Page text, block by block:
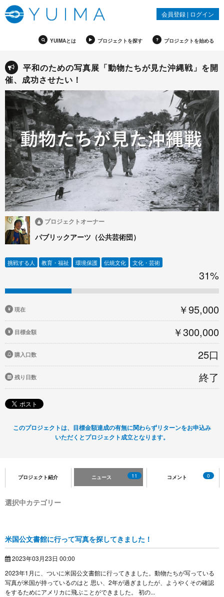
YUIMAとは プロジェクトを探す プロジェクトを始める
会員登録 | ログイン
平和のための写真展「動物たちが見た沖縄戦」を開
催、成功させたい！
プロジェクトオーナー
パブリックアーツ（公共芸術団）
挑戦する人 教育・福祉 環境保護 伝統文化 文化・芸術
31%
現在 ￥95,000
目標金額 ￥300,000
購入口数 25口
残り日数 終了
このプロジェクトは、目標金額達成の有無に関わらずリターンをお申込み
いただくとプロジェクト成立となります。
プロジェクト紹介 ニュース 11 コメント 0
選択中カテゴリー
米国公文書館に行って写真を探してきました！
2023年03月23日 00:00
2023年1月に、ついに米国公文書館に行ってきました。動物たちが写っている
写真が米国が持っているのはと 思い、2年が過ぎましたが、ようやくその確認
をするためにアメリカに飛ぶことができました。 初の...